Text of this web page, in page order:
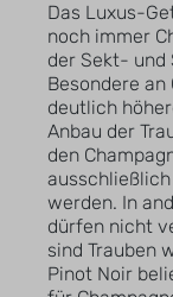
Das Luxus-
noch immer
der Sekt- und
Besondere
deutlich
Anbau der
den
werden. In
dürfen nicht
sind Trauben
Pinot Noir